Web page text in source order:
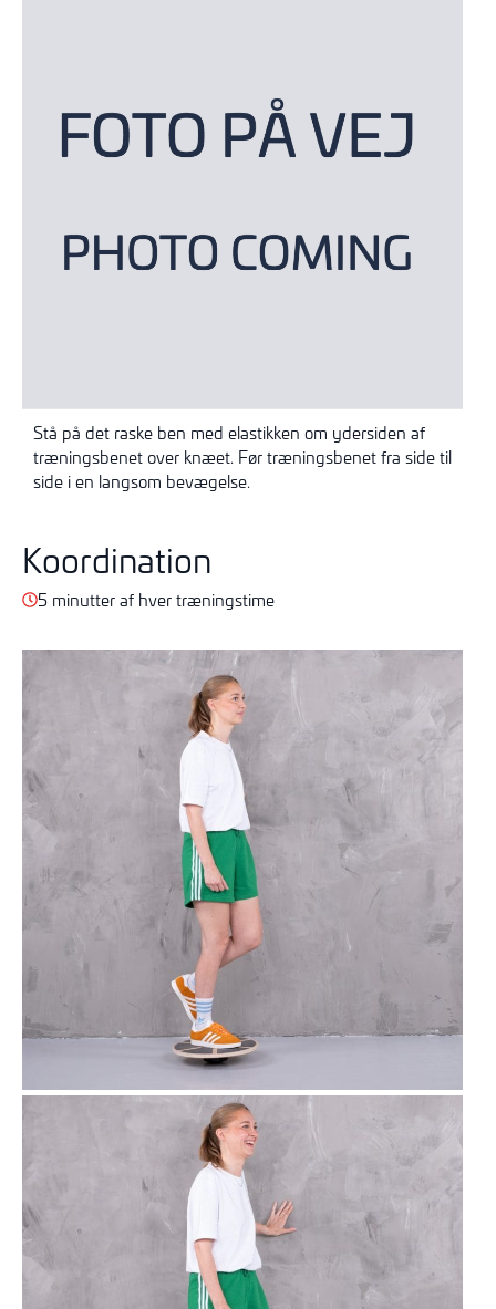
Stå på det raske ben med elastikken om ydersiden af
træningsbenet over knæet. Før træningsbenet fra side til
side i en langsom bevægelse.
Koordination
5 minutter af hver træningstime